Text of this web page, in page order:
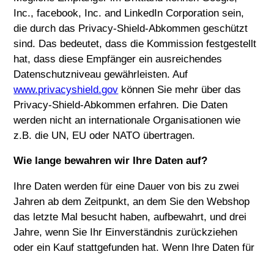
Inc., facebook, Inc. and LinkedIn Corporation sein,
die durch das Privacy-Shield-Abkommen geschützt
sind. Das bedeutet, dass die Kommission festgestellt
hat, dass diese Empfänger ein ausreichendes
Datenschutzniveau gewährleisten. Auf
www.privacyshield.gov können Sie mehr über das
Privacy-Shield-Abkommen erfahren. Die Daten
werden nicht an internationale Organisationen wie
z.B. die UN, EU oder NATO übertragen.
Wie lange bewahren wir Ihre Daten auf?
Ihre Daten werden für eine Dauer von bis zu zwei
Jahren ab dem Zeitpunkt, an dem Sie den Webshop
das letzte Mal besucht haben, aufbewahrt, und drei
Jahre, wenn Sie Ihr Einverständnis zurückziehen
oder ein Kauf stattgefunden hat. Wenn Ihre Daten für